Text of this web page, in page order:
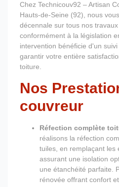
Chez Technicouv92 – Artisan
Hauts-de-Seine (92), nous
décennale sur tous nos
conformément à la législation
intervention bénéficie d'un
garantir votre entière
toiture.
Nos
couvreur
Réfection complète
réalisons la réfection
tuiles, en remplaçant les
assurant une isolation
une étanchéité parfaite.
rénovée offrant confort